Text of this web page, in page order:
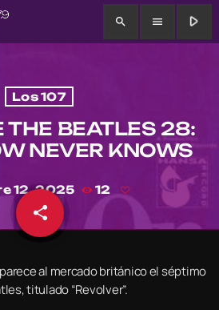
search menu play_arrow
Los 107
THE BEATLES 28:
NEVER KNOWS
12, 2025 12
share
email
al mercado británico el séptimo
titulado “Revolver”.